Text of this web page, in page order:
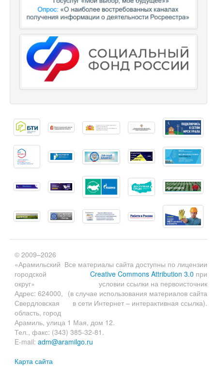
Все материалы сайта доступны по лицензии
Creative Commons Attribution 3.0 при
условии ссылки на первоисточник
(в случае использования материалов сайта
в сети Интернет – интерактивная ссылка).
© 2009–2026
«Арамильский
городской
округ»
Адрес: 624000,
Свердловская
область, город
Арамиль, улица 1 Мая, дом 12.
Тел., факс: (343) 385-32-81.
E-mail: adm@aramilgo.ru
Карта сайта